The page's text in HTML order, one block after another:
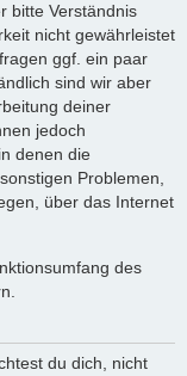
bitte Verständnis
nicht gewährleistet
ggf. ein paar
sind wir aber
deiner
jedoch
denen die
Problemen,
über das Internet
des
du dich, nicht